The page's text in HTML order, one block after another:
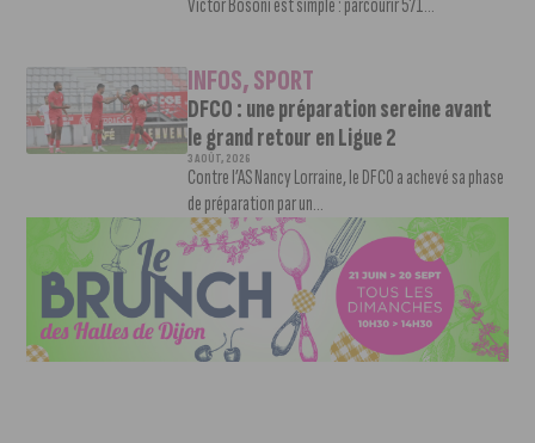
Victor Bosoni est simple : parcourir 571...
INFOS,SPORT
DFCO : une préparation sereine avant
le grand retour en Ligue 2
3 AOÛT, 2026
Contre l’AS Nancy Lorraine, le DFCO a achevé sa phase
de préparation par un...